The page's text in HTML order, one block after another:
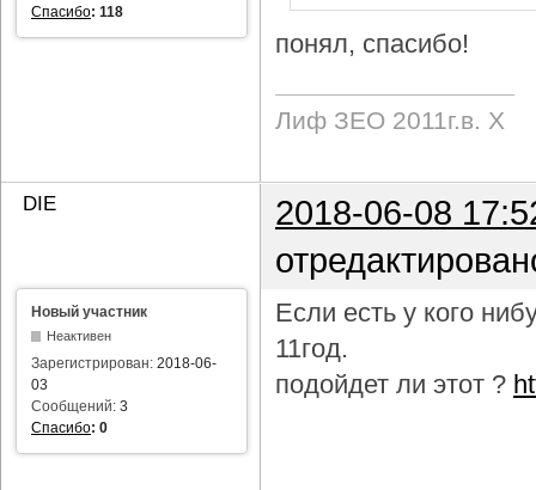
Спасибо: 118
понял, спасибо!
Лиф ЗЕО 2011г.в. Х
DIE
2018-06-08
Новый участник
Неактивен
Зарегистрирован: 2018-06-
03
Сообщений: 3
Спасибо: 0
Если есть у кого
11год.
подойдет ли этот ?